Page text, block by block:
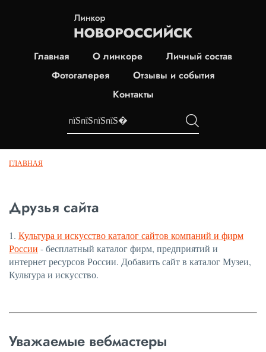
Главная О линкоре
Личный состав
Фотогалерея
Отзывы и события
Контакты
ГЛАВНАЯ
Друзья сайта
1. Культура и искусство каталог сайтов компаний и фирм
России - бесплатный каталог фирм, предприятий и
интернет ресурсов России. Добавить сайт в каталог Музеи,
Культура и искусство.
Уважаемые вебмастеры